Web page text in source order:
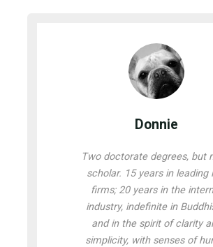
Donnie
Two doctorate degrees, but
scholar. 15 years in leading
firms; 20 years in the
industry, indefinite in
and in the spirit of clarity
simplicity, with senses of